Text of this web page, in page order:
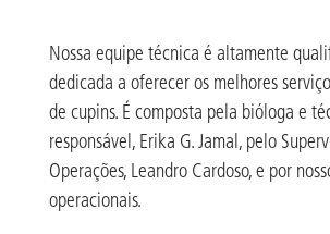
Nossa equipe técnica é altamente
dedicada a oferecer os melhores
de cupins. É composta pela bióloga e
responsável, Erika G. Jamal, pelo
Operações, Leandro Cardoso, e por
operacionais.